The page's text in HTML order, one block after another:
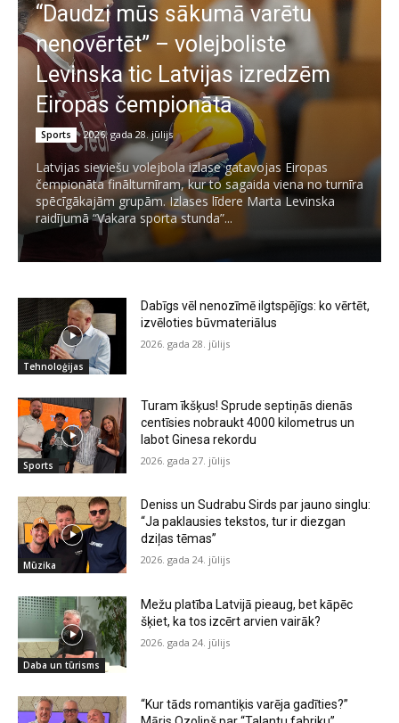
“Daudzi mūs sākumā varētu
nenovērtēt” – volejboliste
Levinska tic Latvijas izredzēm
Eiropas čempionātā
Sports 2026. gada 28. jūlijs
Latvijas sieviešu volejbola izlase gatavojas Eiropas
čempionāta finālturnīram, kur to sagaida viena no turnīra
spēcīgākajām grupām. Izlases līdere Marta Levinska
raidījumā “Vakara sporta stunda”...
Tehnoloģijas
Dabīgs vēl nenozīmē ilgtspējīgs: ko vērtēt,
izvēloties būvmateriālus
2026. gada 28. jūlijs
Sports
Turam īkšķus! Sprude septiņās dienās
centīsies nobraukt 4000 kilometrus un
labot Ginesa rekordu
2026. gada 27. jūlijs
Mūzika
Deniss un Sudrabu Sirds par jauno singlu:
“Ja paklausies tekstos, tur ir diezgan
dziļas tēmas”
2026. gada 24. jūlijs
Daba un tūrisms
Mežu platība Latvijā pieaug, bet kāpēc
šķiet, ka tos izcērt arvien vairāk?
2026. gada 24. jūlijs
“Kur tāds romantiķis varēja gadīties?”